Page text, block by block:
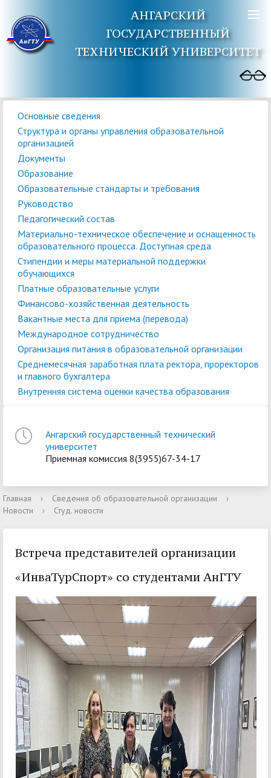
АНГАРСКИЙ
ГОСУДАРСТВЕННЫЙ
ТЕХНИЧЕСКИЙ УНИВЕРСИТЕТ
Основные сведения
Структура и органы управления образовательной
организацией
Документы
Образование
Образовательные стандарты и требования
Руководство
Педагогический состав
Материально-техническое обеспечение и оснащенность
образовательного процесса. Доступная среда
Стипендии и меры материальной поддержки
обучающихся
Платные образовательные услуги
Финансово-хозяйственная деятельность
Вакантные места для приема (перевода)
Международное сотрудничество
Организация питания в образовательной организации
Среднемесячная заработная плата ректора, проректоров
и главного бухгалтера
Внутренняя система оценки качества образования
Ангарский государственный технический
университет
Приемная комиссия 8(3955)67-34-17
Главная › Сведения об образовательной организации
›
Новости
› Студ. новости
Встреча представителей организации
«ИнваТурСпорт» со студентами АнГТУ